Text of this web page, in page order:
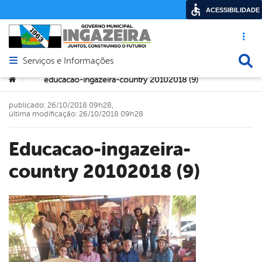
Acesso
Abrir menu principal de navegação
Serviços e Informações
Você está aqui:
> > educacao-ingazeira-country 20102018 (9)
educacao-ingazeira-
country 20102018 (9)
publicado: 26/10/2018 09h28,
última modificação: 26/10/2018 09h28
ACESSIBILIDADE